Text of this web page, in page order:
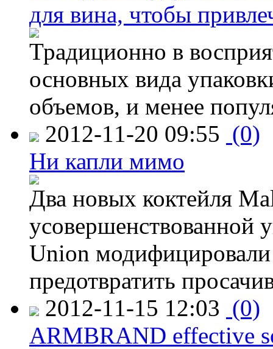
для вина, чтобы
Традиционно в
основных вида
объемов, и менее
2012-11-20 09:55 (0)
Ни капли мимо
Два новых коктейля
усовершенствованной
Union модифицировали
предотвратить
2012-11-15 12:03 (0)
ARMBRAND effective